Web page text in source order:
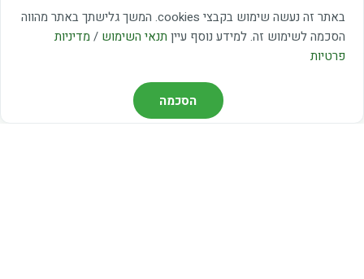
באתר זה נעשה שימוש בקבצי cookies. המשך גלישתך באתר מהווה
הסכמה לשימוש זה. למידע נוסף עיין תנאי השימוש / מדיניות
פרטיות
הסכמה
יום ו׳
09:00 - 15:00
שבת
20:00 - 23:00